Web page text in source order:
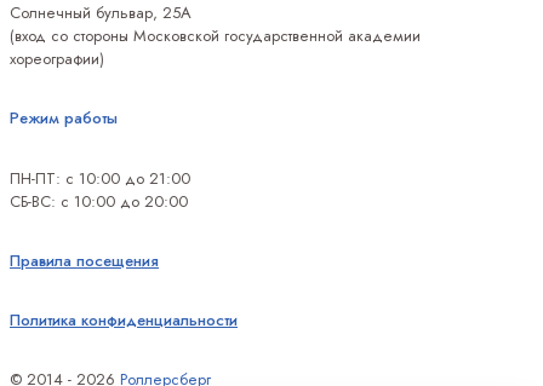
Солнечный бульвар, 25А
(вход со стороны Московской государственной академии
хореографии)
Режим работы
ПН-ПТ: с 10:00 до 21:00
СБ-ВС: с 10:00 до 20:00
Правила посещения
Политика конфиденциальности
© 2014 - 2026 Роллерсберг